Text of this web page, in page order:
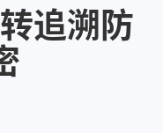
追溯防